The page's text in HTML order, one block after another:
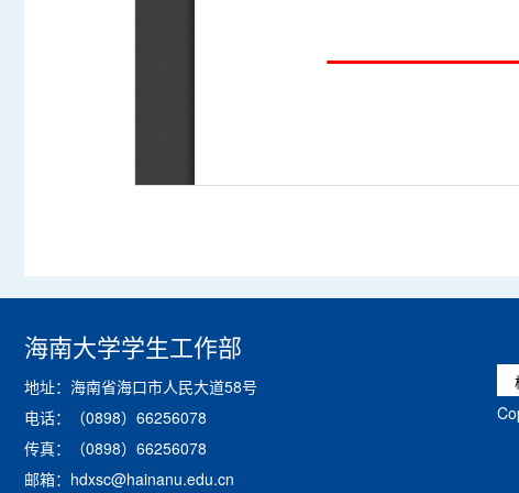
海南大学学生工作部
地址：海南省海口市人民大道58号
电话：（0898）66256078
传真：（0898）66256078
邮箱：hdxsc@hainanu.edu.cn